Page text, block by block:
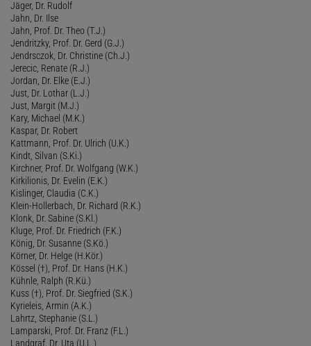
Jäger, Dr. Rudolf
Jahn, Dr. Ilse
Jahn, Prof. Dr. Theo (T.J.)
Jendritzky, Prof. Dr. Gerd (G.J.)
Jendrsczok, Dr. Christine (Ch.J.)
Jerecic, Renate (R.J.)
Jordan, Dr. Elke (E.J.)
Just, Dr. Lothar (L.J.)
Just, Margit (M.J.)
Kary, Michael (M.K.)
Kaspar, Dr. Robert
Kattmann, Prof. Dr. Ulrich (U.K.)
Kindt, Silvan (S.Ki.)
Kirchner, Prof. Dr. Wolfgang (W.K.)
Kirkilionis, Dr. Evelin (E.K.)
Kislinger, Claudia (C.K.)
Klein-Hollerbach, Dr. Richard (R.K.)
Klonk, Dr. Sabine (S.Kl.)
Kluge, Prof. Dr. Friedrich (F.K.)
König, Dr. Susanne (S.Kö.)
Körner, Dr. Helge (H.Kör.)
Kössel (†), Prof. Dr. Hans (H.K.)
Kühnle, Ralph (R.Kü.)
Kuss (†), Prof. Dr. Siegfried (S.K.)
Kyrieleis, Armin (A.K.)
Lahrtz, Stephanie (S.L.)
Lamparski, Prof. Dr. Franz (F.L.)
Landgraf, Dr. Uta (U.L.)